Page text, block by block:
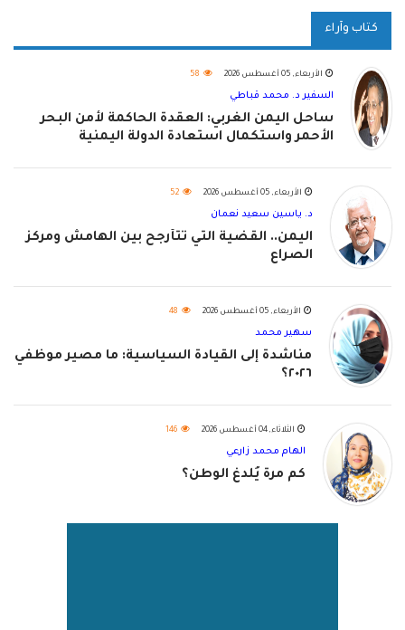
كتاب وآراء
الأربعاء, 05 أغسطس 2026 58
السفير د. محمد قباطي
ساحل اليمن الغربي: العقدة الحاكمة لأمن البحر
الأحمر واستكمال استعادة الدولة اليمنية
الأربعاء, 05 أغسطس 2026 52
د. ياسين سعيد نعمان
اليمن.. القضية التي تتأرجح بين الهامش ومركز
الصراع
الأربعاء, 05 أغسطس 2026 48
سهير محمد
مناشدة إلى القيادة السياسية: ما مصير موظفي
٢٠٢٦؟
الثلاثاء, 04 أغسطس 2026 146
الهام محمد زارعي
كم مرة يُلدغ الوطن؟